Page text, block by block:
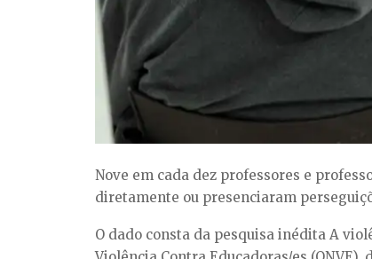
Nove em cada dez professores e
diretamente ou presenciaram
O dado consta da pesquisa inédita A